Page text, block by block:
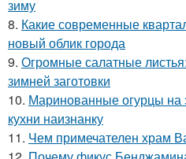
зиму
8. Какие современные
новый облик города
9. Огромные салатные
зимней заготовки
10. Маринованные огурцы на
кухни наизнанку
11. Чем примечателен храм